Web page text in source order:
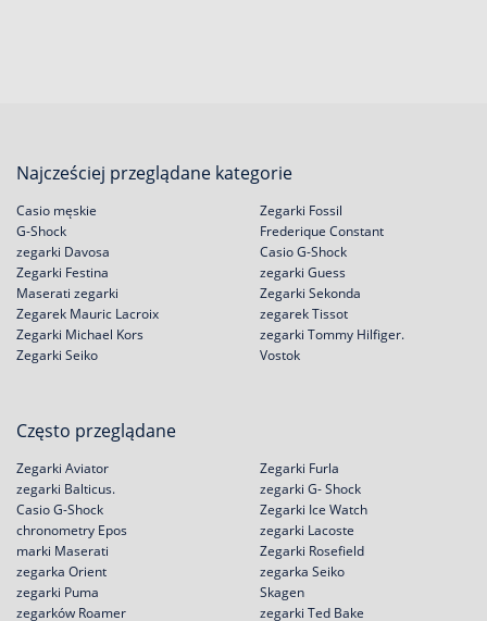
Najcześciej przeglądane kategorie
Casio męskie
G-Shock
zegarki Davosa
Zegarki Festina
Zegarki Fossil
Frederique Constant
Casio G-Shock
zegarki Guess
Maserati zegarki
Zegarek Mauric Lacroix
Zegarki Michael Kors
Zegarki Seiko
Zegarki Sekonda
zegarek Tissot
zegarki Tommy Hilfiger.
Vostok
Często przeglądane
Zegarki Aviator
zegarki Balticus.
Casio G-Shock
chronometry Epos
Zegarki Furla
zegarki G- Shock
Zegarki Ice Watch
zegarki Lacoste
marki Maserati
zegarka Orient
zegarki Puma
zegarków Roamer
Zegarki Rosefield
zegarka Seiko
Skagen
zegarki Ted Bake